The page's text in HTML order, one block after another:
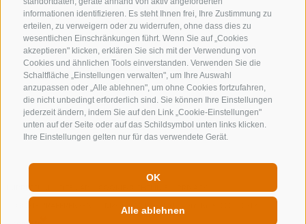
informationen identifizieren. Es steht Ihnen frei, Ihre Zustimmung zu
erteilen, zu verweigern oder zu widerrufen, ohne dass dies zu
wesentlichen Einschränkungen führt. Wenn Sie auf „Cookies
akzeptieren" klicken, erklären Sie sich mit der Verwendung von
Cookies und ähnlichen Tools einverstanden. Verwenden Sie die
Schaltfläche „Einstellungen verwalten", um Ihre Auswahl
anzupassen oder „Alle ablehnen", um ohne Cookies fortzufahren,
die nicht unbedingt erforderlich sind. Sie können Ihre Einstellungen
jederzeit ändern, indem Sie auf den Link „Cookie-Einstellungen"
unten auf der Seite oder auf das Schildsymbol unten links klicken.
Ihre Einstellungen gelten nur für das verwendete Gerät.
OK
Alle ablehnen
Bleib am Laufenden
Newsletter Anmelden
IMPRESSUM
MwSt. IT00167870211 - Str. Nr. 81000090217